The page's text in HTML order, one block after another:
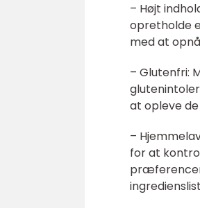
– Højt
opretholde
med at
– Glutenfri:
at opleve
–
for at